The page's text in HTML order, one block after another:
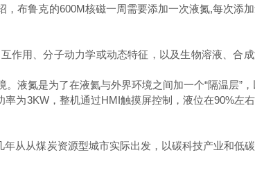
布鲁克的600M核磁一周需要添加一次液氮,每次添
作用、分子动力学或动态特征，以及生物溶液、合
液氮是为了在液氦与外界环境之间加一个“隔温层”，
为3KW，整机通过HMI触摸屏控制，液位在90%左
从从煤炭资源型城市实际出发，以碳科技产业和低